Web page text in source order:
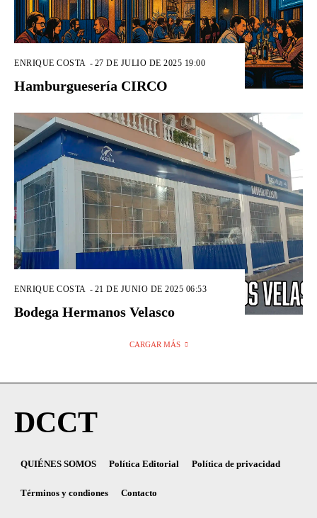
ENRIQUE COSTA - 27 DE JULIO DE 2025 19:00
Hamburguesería CIRCO
ENRIQUE COSTA - 21 DE JUNIO DE 2025 06:53
Bodega Hermanos Velasco
CARGAR MÁS
DCCT
QUIÉNES SOMOS Política Editorial Política de privacidad
Términos y condiones Contacto